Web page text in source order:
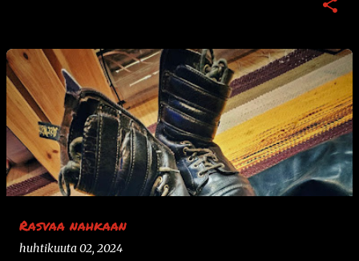
Rasvaa nahkaan
huhtikuuta 02, 2024